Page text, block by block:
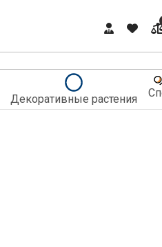
Декоративные растения